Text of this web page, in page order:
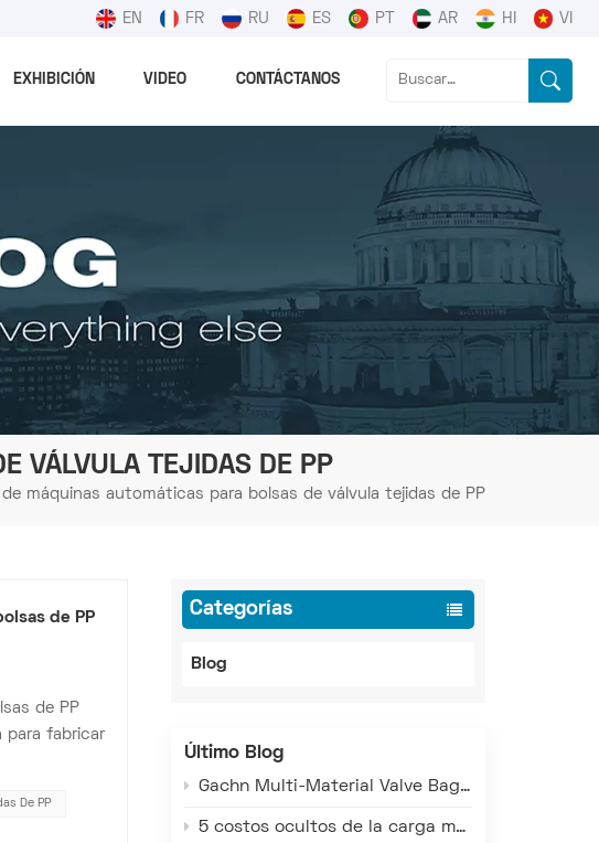
EN FR RU ES PT AR HI VI
EXHIBICIÓN VIDEO CONTÁCTANOS
VÁLVULA TEJIDAS DE PP
máquinas automáticas para bolsas de válvula tejidas de PP
Categorías
Blog
Último Blog
Gachn Multi-Material Valve Bag Making Machine: Versatile Production for PE, PP, and Paper-Plastic
5 costos ocultos de la carga manual de camiones que están mermando sus ganancias
de PP
de PP
para fabricar
De PP